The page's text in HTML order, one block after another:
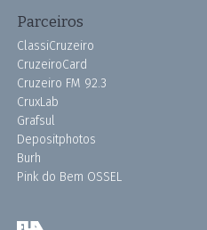
Parceiros
ClassiCruzeiro
CruzeiroCard
Cruzeiro FM 92.3
CruxLab
Grafsul
Depositphotos
Burh
Pink do Bem OSSEL